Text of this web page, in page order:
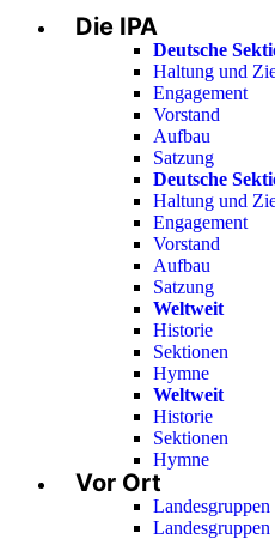
Die IPA
Deutsche
Haltung und
Engagement
Vorstand
Aufbau
Satzung
Deutsche
Haltung und
Engagement
Vorstand
Aufbau
Satzung
Weltweit
Historie
Sektionen
Hymne
Weltweit
Historie
Sektionen
Hymne
Vor Ort
Landesgruppen
Landesgruppen